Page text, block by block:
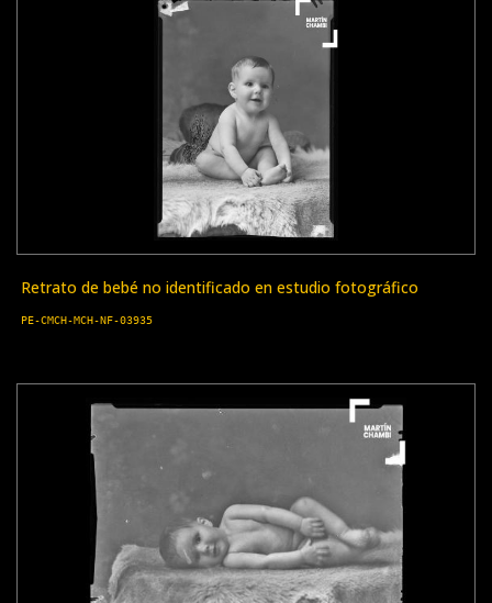
Retrato de bebé no identificado en estudio fotográfico
PE-CMCH-MCH-NF-03935